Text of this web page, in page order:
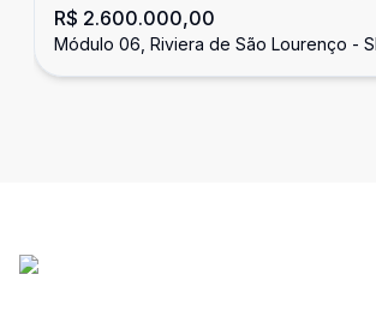
Lourenço
R$ 2.600.000,00
Módulo 06, Riviera de São Lourenço -